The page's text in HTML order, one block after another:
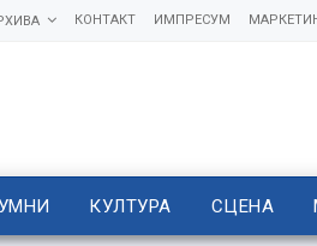
ИМПРЕСУМ
КОНТАКТ
КУЛТУРА СЦЕНА